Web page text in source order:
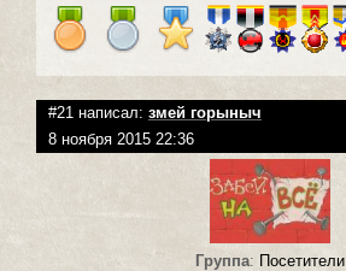
#21 написал: змей горыныч
8 ноября 2015 22:36
Группа: Посетители